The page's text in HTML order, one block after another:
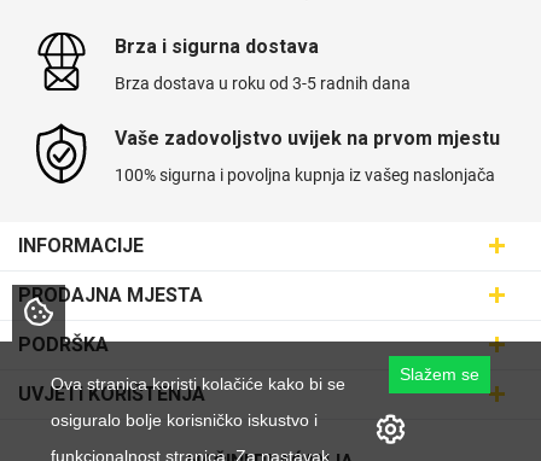
Brza i sigurna dostava
Brza dostava u roku od 3-5 radnih dana
Vaše zadovoljstvo uvijek na prvom mjestu
100% sigurna i povoljna kupnja iz vašeg naslonjača
INFORMACIJE
SVIJET MASKICA d.o.o.
Aleja javora 13, 10000 Zagreb
095 5555 345
prodaja@maskice.hr
PRODAJNA MJESTA
Poslovnica Trešnjevka
Poslovnica Kvatrić
Poslovnica Velika Gorica
PODRŠKA
Dostava
O nama
UVJETI KORIŠTENJA
Klub vjernosti
Ova stranica koristi kolačiće kako bi se
osiguralo bolje korisničko iskustvo i
funkcionalnost stranica. Za nastavak
Slažem se